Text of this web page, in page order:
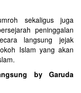
sekaligus juga
peninggalan
langsung jejak
Islam yang akan
by Garuda